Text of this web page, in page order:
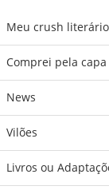
Meu crush literário
Comprei pela capa
News
Vilões
Livros ou